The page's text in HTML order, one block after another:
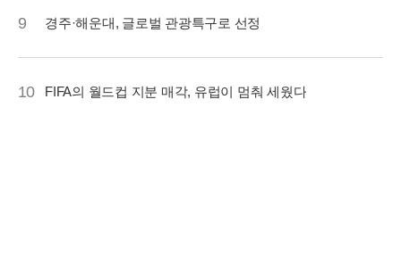
9 경주·해운대, 글로벌 관광특구로 선정
10 FIFA의 월드컵 지분 매각, 유럽이 멈춰 세웠다